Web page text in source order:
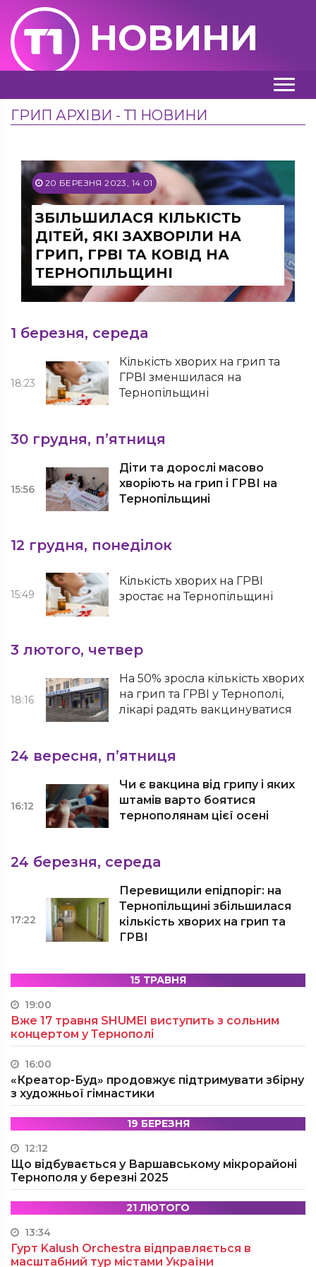
НОВИНИ
ГРИП АРХІВИ - Т1 НОВИНИ
20 БЕРЕЗНЯ 2023, 14:01
ЗБІЛЬШИЛАСЯ КІЛЬКІСТЬ
ДІТЕЙ, ЯКІ ЗАХВОРІЛИ НА
ГРИП, ГРВІ ТА КОВІД НА
ТЕРНОПІЛЬЩИНІ
1 березня, середа
18:23
Кількість хворих на грип та
ГРВІ зменшилася на
Тернопільщині
30 грудня, п’ятниця
15:56
Діти та дорослі масово
хворіють на грип і ГРВІ на
Тернопільщині
12 грудня, понеділок
15:49
Кількість хворих на ГРВІ
зростає на Тернопільщині
3 лютого, четвер
18:16
На 50% зросла кількість хворих
на грип та ГРВІ у Тернополі,
лікарі радять вакцинуватися
24 вересня, п’ятниця
16:12
Чи є вакцина від грипу і яких
штамів варто боятися
тернополянам цієї осені
24 березня, середа
17:22
Перевищили епідпоріг: на
Тернопільщині збільшилася
кількість хворих на грип та
ГРВІ
15 ТРАВНЯ
19:00
Вже 17 травня SHUMEI виступить з сольним
концертом у Тернополі
16:00
«Креатор-Буд» продовжує підтримувати збірну
з художньої гімнастики
19 БЕРЕЗНЯ
12:12
Що відбувається у Варшавському мікрорайоні
Тернополя у березні 2025
21 ЛЮТОГО
13:34
Гурт Kalush Orchestra відправляється в
масштабний тур містами України